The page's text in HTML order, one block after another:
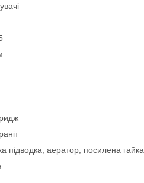
підводка, аератор, посилена гайка